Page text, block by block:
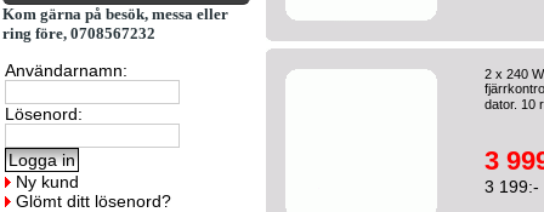
Kom gärna på besök, messa eller
ring före, 0708567232
Användarnamn:
Lösenord:
Ny kund
Glömt ditt lösenord?
2 x 240
dator. 10
3
3 199:-